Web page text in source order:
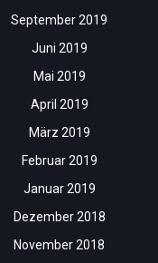
September 2019
Juni 2019
Mai 2019
April 2019
März 2019
Februar 2019
Januar 2019
Dezember 2018
November 2018